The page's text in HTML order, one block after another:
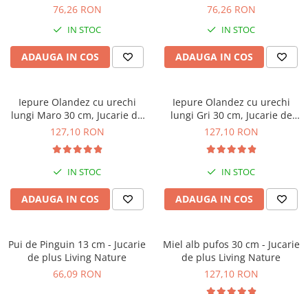
76,26 RON
IN STOC
ADAUGA IN COS
76,26 RON
IN STOC
ADAUGA IN COS
Iepure Olandez cu urechi
lungi Maro 30 cm, Jucarie de
plus Living Nature
127,10 RON
IN STOC
ADAUGA IN COS
Iepure Olandez cu urechi
lungi Gri 30 cm, Jucarie de
plus Living Nature
127,10 RON
IN STOC
ADAUGA IN COS
Pui de Pinguin 13 cm - Jucarie
de plus Living Nature
66,09 RON
Miel alb pufos 30 cm - Jucarie
de plus Living Nature
127,10 RON